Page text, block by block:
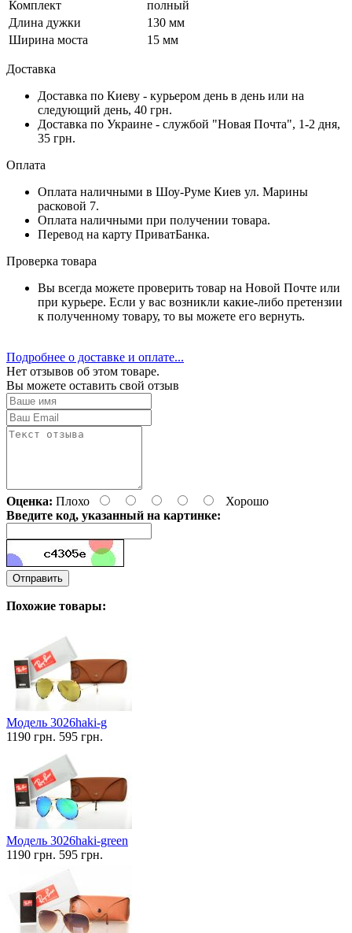
Комплект
полный
Длина дужки
130 мм
Ширина моста
15 мм
Доставка
Доставка по Киеву - курьером день в день или на
следующий день, 40 грн.
Доставка по Украине - службой "Новая Почта", 1-2 дня,
35 грн.
Оплата
Оплата наличными в Шоу-Руме Киев ул. Марины
расковой 7.
Оплата наличными при получении товара.
Перевод на карту ПриватБанка.
Проверка товара
Вы всегда можете проверить товар на Новой Почте или
при курьере. Если у вас возникли какие-либо претензии
к полученному товару, то вы можете его вернуть.
Подробнее о доставке и оплате...
Нет отзывов об этом товаре.
Вы можете оставить свой отзыв
Оценка: Плохо
Хорошо
Введите код, указанный на картинке:
Отправить
Похожие товары:
Модель 3026haki-g
1190 грн. 595 грн.
Модель 3026haki-green
1190 грн. 595 грн.